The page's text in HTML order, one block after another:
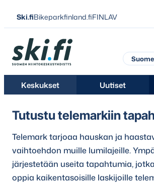
Siirry
suoraan
sisältöön
Ski.fiBikeparkfinland.fiFINLAV
Ski.fi
Keskukset Uutiset
Tutustu telemarkiin
Telemark tarjoaa hauskan ja
vaihtoehdon muille lumilajeille.
järjestetään useita tapahtumia,
oppia kaikentasoisille laskijoille